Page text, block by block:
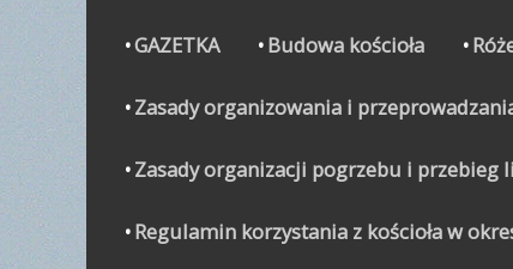
GAZETKA Budowa kościoła
Zasady organizowania i
Zasady organizacji pogrzebu i
Regulamin korzystania z kościoła w